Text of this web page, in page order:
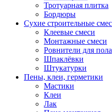
Тротуарная плитка
Бордюры
Сухие строительные
Клеевые смеси
Монтажные смеси
Ровнители для пола
Шпаклёвки
Штукатурки
Пены, клеи, герметики
Мастики
Клеи
Лак